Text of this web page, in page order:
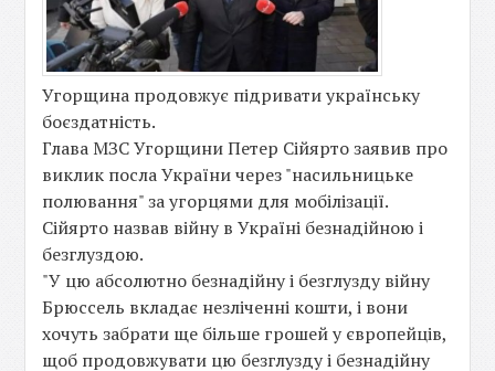
Угорщина продовжує підривати українську
боєздатність.
Глава МЗС Угорщини Петер Сійярто заявив про
виклик посла України через "насильницьке
полювання" за угорцями для мобілізації.
Сійярто назвав війну в Україні безнадійною і
безглуздою.
"У цю абсолютно безнадійну і безглузду війну
Брюссель вкладає незліченні кошти, і вони
хочуть забрати ще більше грошей у європейців,
щоб продовжувати цю безглузду і безнадійну